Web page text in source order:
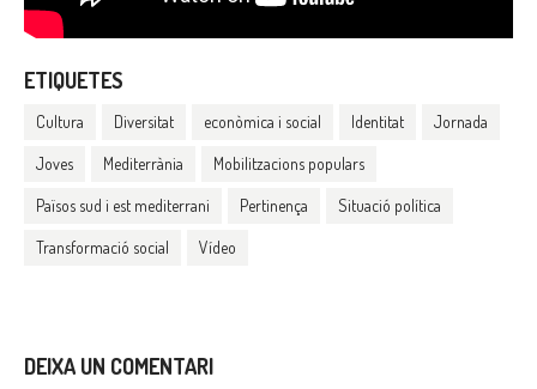
ETIQUETES
Cultura Diversitat econòmica i social Identitat Jornada
Joves Mediterrània Mobilitzacions populars
Països sud i est mediterrani Pertinença Situació política
Transformació social Vídeo
DEIXA UN COMENTARI